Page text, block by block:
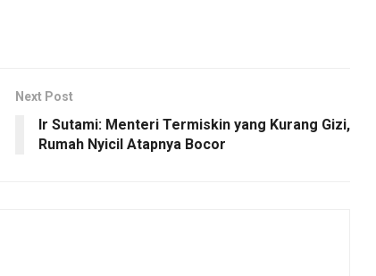
Next Post
Ir Sutami: Menteri Termiskin yang Kurang Gizi,
Rumah Nyicil Atapnya Bocor